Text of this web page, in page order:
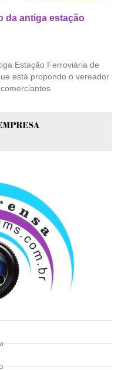
da antiga estação
Estação Ferroviária de
está propondo o vereador